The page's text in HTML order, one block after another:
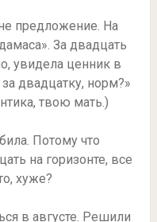
предложение. На
За двадцать
увидела ценник в
двадцатку, норм?»
твою мать.)
Потому что
на горизонте, все
хуже?
в августе. Решили